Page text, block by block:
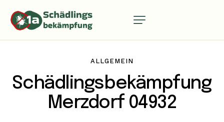
ALLGEMEIN
Schädlingsbekämpfung
Merzdorf 04932